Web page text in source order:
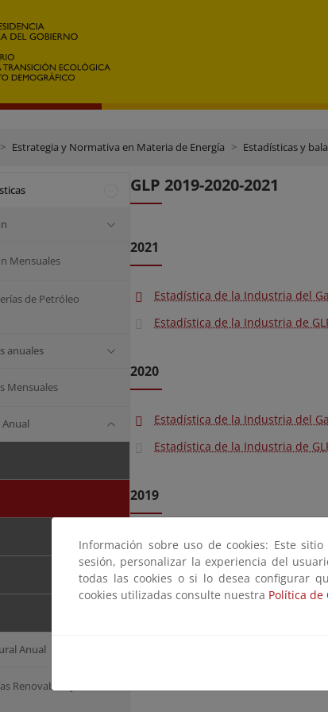
Estrategia y Normativa en Materia de Energía Estadísticas y
Mensuales
de Petróleo
anuales
Mensuales
Anual
Anual
Renovables y
GLP 2019-2020-2021
2021
Estadística de la Industria del
Estadística de la Industria de
2020
Estadística de la Industria del
Estadística de la Industria de
2019
Estadística de la Industria del
Estadística de la industria GLP
Información sobre uso de cookies: Este
sesión, personalizar la experiencia del
todas las cookies o si lo desea configurar
cookies utilizadas consulte nuestra Política de